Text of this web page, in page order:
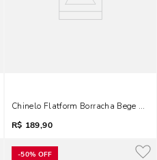
Off White
Chinelo Flatform Borracha Bege
R$ 189,90
-50% OFF